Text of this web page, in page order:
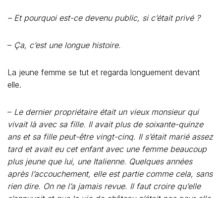
– Et pourquoi est-ce devenu public, si c’était privé ?
– Ça, c’est une longue histoire.
La jeune femme se tut et regarda longuement devant
elle.
– Le dernier propriétaire était un vieux monsieur qui
vivait là avec sa fille. Il avait plus de soixante-quinze
ans et sa fille peut-être vingt-cinq. Il s’était marié assez
tard et avait eu cet enfant avec une femme beaucoup
plus jeune que lui, une Italienne. Quelques années
après l’accouchement, elle est partie comme cela, sans
rien dire. On ne l’a jamais revue. Il faut croire qu’elle